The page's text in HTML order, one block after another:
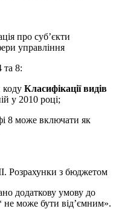
про суб’єкти
управління
та 8:
коду Класифікації видів
у 2010 році;
8 може включати як
з бюджетом
додаткову умову до
може бути від’ємним».